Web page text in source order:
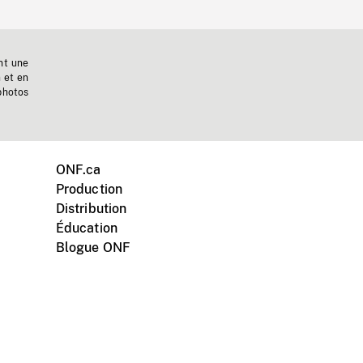
une
et en
ONF.ca
Production
Distribution
Éducation
Blogue ONF